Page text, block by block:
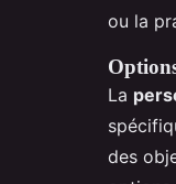
ou la
La
des